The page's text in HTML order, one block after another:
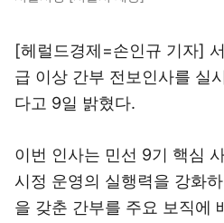
[헤럴드경제=손인규 기자]
급 이상 간부 전보인사를 실
다고 9일 밝혔다.
이번 인사는 민선 9기 핵심
시정 운영의 실행력을 강화
을 갖춘 간부를 주요 보직에